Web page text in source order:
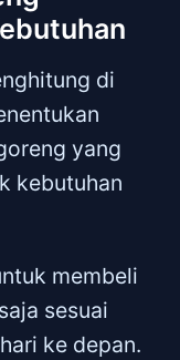
di
yang
kebutuhan
membeli
sesuai
ke depan.